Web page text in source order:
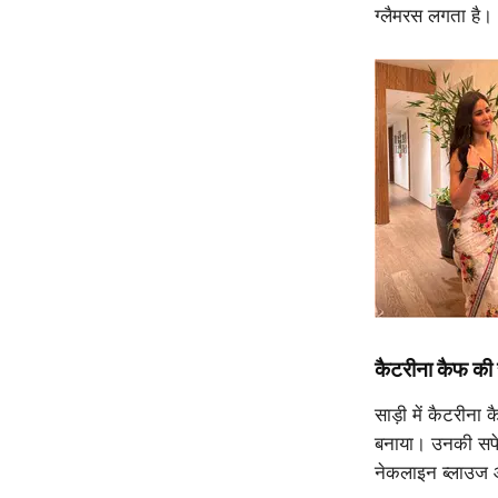
ग्लैमरस लगता है।
कैटरीना कैफ
साड़ी में कैटरीना
बनाया। उनकी
नेकलाइन ब्लाउज